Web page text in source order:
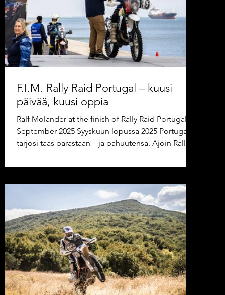
F.I.M. Rally Raid Portugal – kuusi
päivää, kuusi oppia
Ralf Molander at the finish of Rally Raid Portugal,
September 2025 Syyskuun lopussa 2025 Portugali
tarjosi taas parastaan – ja pahuutensa. Ajoin Rally
yhteensä kuusi etappia ja kuusi päivää täyttä
päivä jäi erityisesti mieleen: sain edelläajavan
kiinni, ja ajoimme yhdessä maaliin-yhteisöllisyys
lajissa on yksi hienoimpia asioita Maaliin
saapuminen tuntui ennen kaikkea palkinno